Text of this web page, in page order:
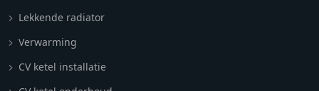
Lekkende radiator
Verwarming
CV ketel installatie